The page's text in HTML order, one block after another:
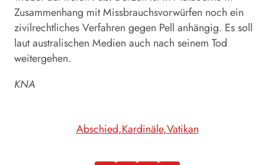
Zusammenhang mit Missbrauchsvorwürfen noch ein
zivilrechtliches Verfahren gegen Pell anhängig. Es soll
laut australischen Medien auch nach seinem Tod
weitergehen.
KNA
Abschied Kardinäle Vatikan